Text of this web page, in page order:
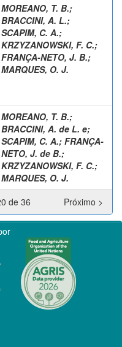
MOREANO, T. B.;
BRACCINI, A. L.;
SCAPIM, C. A.;
KRZYZANOWSKI, F. C.;
FRANÇA-NETO, J. B.;
MARQUES, O. J.
MOREANO, T. B.;
BRACCINI, A. de L. e;
SCAPIM, C. A.; FRANÇA-
NETO, J. de B.;
KRZYZANOWSKI, F. C.;
MARQUES, O. J.
de 36
Próximo >